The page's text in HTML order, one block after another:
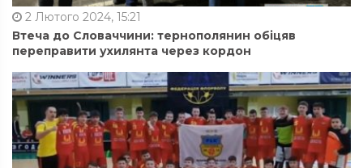
2 Лютого 2024, 15:21
Втеча до Словаччини: тернополянин обіцяв
переправити ухилянта через кордон